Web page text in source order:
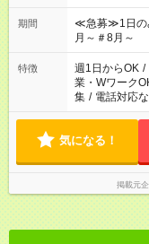
17:00～22:00
期間
≪急募≫1日の
月～＃8月～
特徴 週1日からOK /
業・Wワーク
集 / 電話対応
気になる！
掲載元